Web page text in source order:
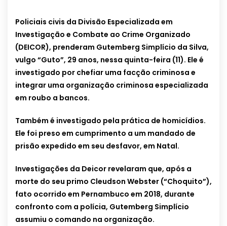
Policiais civis da Divisão Especializada em
Investigação e Combate ao Crime Organizado
(DEICOR), prenderam Gutemberg Simplício da Silva,
vulgo “Guto”, 29 anos, nessa quinta-feira (11). Ele é
investigado por chefiar uma facção criminosa e
integrar uma organização criminosa especializada
em roubo a bancos.
Também é investigado pela prática de homicídios.
Ele foi preso em cumprimento a um mandado de
prisão expedido em seu desfavor, em Natal.
Investigações da Deicor revelaram que, após a
morte do seu primo Cleudson Webster (“Choquito”),
fato ocorrido em Pernambuco em 2018, durante
confronto com a polícia, Gutemberg Simplício
assumiu o comando na organização.